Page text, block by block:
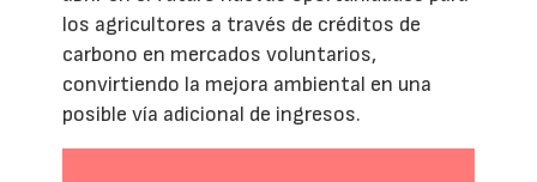
los agricultores a través de créditos de
carbono en mercados voluntarios,
convirtiendo la mejora ambiental en una
posible vía adicional de ingresos.